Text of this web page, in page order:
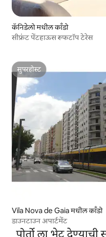
कॅनिडेलो मधील काँडो
सीफ्रंट पेंटहाऊस रूफटॉप टेरेस
सुपरहोस्ट
सुपरहोस्ट
Vila Nova de Gaia मधील काँडो
डाउनटाउन अपार्टमेंट
पोर्तो ला भेट